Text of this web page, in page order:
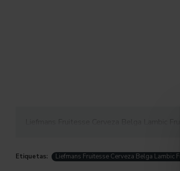
Liefmans Fruitesse Cerveza Belga Lambic
Etiquetas: Liefmans Fruitesse Cerveza Belga Lambic